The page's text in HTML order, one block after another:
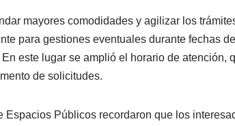
mayores comodidades y agilizar los
para gestiones eventuales durante fechas
este lugar se amplió el horario de atención,
de solicitudes.
Espacios Públicos recordaron que los